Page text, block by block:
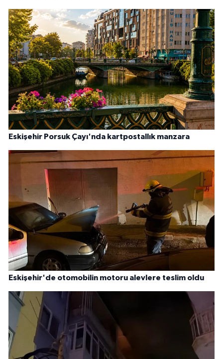
Eskişehir Porsuk Çayı'nda kartpostallık manzara
Eskişehir'de otomobilin motoru alevlere teslim oldu